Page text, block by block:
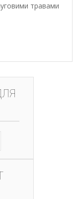
травами